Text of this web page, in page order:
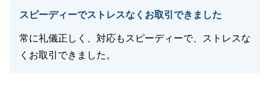
閉じる
スピーディーでストレスなくお取引できました
常に礼儀正しく、対応もスピーディーで、ストレスな
くお取引できました。